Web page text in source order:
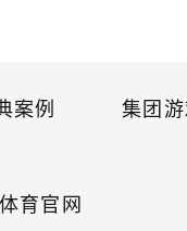
案例 集团
育官网